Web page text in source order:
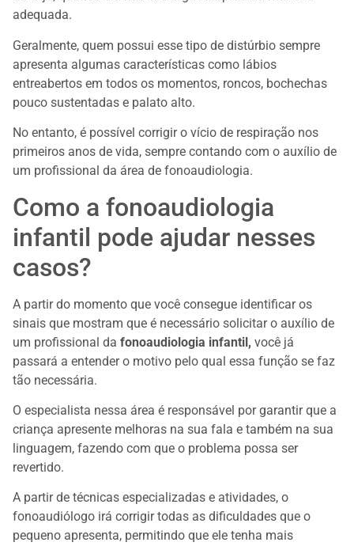
adequada.
Geralmente, quem possui esse tipo de distúrbio sempre
apresenta algumas características como lábios
entreabertos em todos os momentos, roncos, bochechas
pouco sustentadas e palato alto.
No entanto, é possível corrigir o vício de respiração nos
primeiros anos de vida, sempre contando com o auxílio de
um profissional da área de fonoaudiologia.
Como a fonoaudiologia
infantil pode ajudar nesses
casos?
A partir do momento que você consegue identificar os
sinais que mostram que é necessário solicitar o auxílio de
um profissional da fonoaudiologia infantil, você já
passará a entender o motivo pelo qual essa função se faz
tão necessária.
O especialista nessa área é responsável por garantir que a
criança apresente melhoras na sua fala e também na sua
linguagem, fazendo com que o problema possa ser
revertido.
A partir de técnicas especializadas e atividades, o
fonoaudiólogo irá corrigir todas as dificuldades que o
pequeno apresenta, permitindo que ele tenha mais